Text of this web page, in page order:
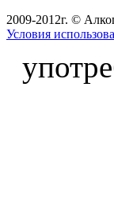
2009-2012г. ©
Условия